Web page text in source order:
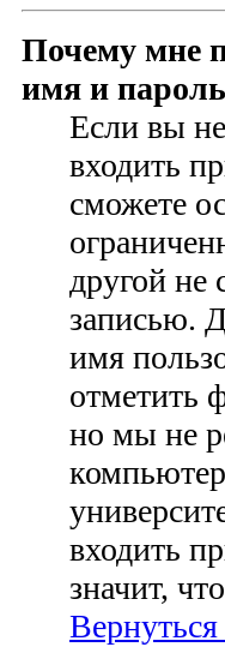
Почему мне
имя и
Если вы
входить
сможете
другой не
записью.
имя
отметить
но мы не
входить
значит,
Вернуться